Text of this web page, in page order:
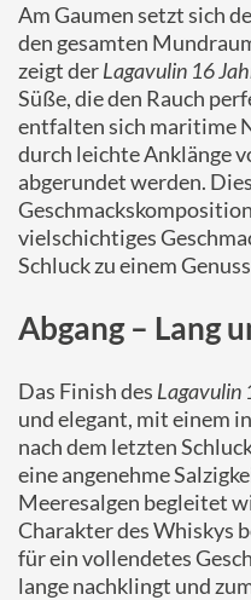
Am Gaumen setzt sich
den gesamten
zeigt derLagavulin 16
Süße, die den Rauch
entfalten sich maritime
durch leichte Anklänge
abgerundet werden.
vielschichtiges
Schluck zu einem
Abgang – Lang
Das Finish des Lagavulin
und elegant, mit einem
nach dem letzten
eine angenehme
Meeresalgen begleitet
Charakter des Whiskys
für ein vollendetes
lange nachklingt und